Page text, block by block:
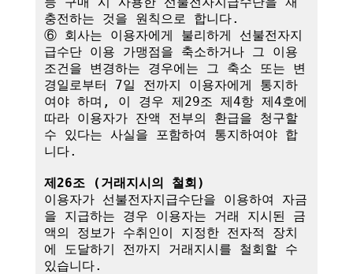
충전하는 것을 원칙으로 합니다.
⑥ 회사는 이용자에게 불리하게 선불전자지
급수단 이용 가맹점을 축소하거나 그 이용
조건을 변경하는 경우에는 그 축소 또는 변
경일로부터 7일 전까지 이용자에게 통지하
여야 하며, 이 경우 제29조 제4항 제4호에
따라 이용자가 잔액 전부의 환급을 청구할
수 있다는 사실을 포함하여 통지하여야 합
니다.
제26조 (거래지시의 철회)
이용자가 선불전자지급수단을 이용하여 자금
을 지급하는 경우 이용자는 거래 지시된 금
액의 정보가 수취인이 지정한 전자적 장치
에 도달하기 전까지 거래지시를 철회할 수
있습니다.